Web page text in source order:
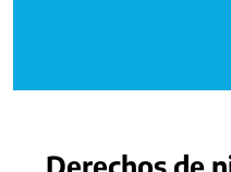
Derechos de